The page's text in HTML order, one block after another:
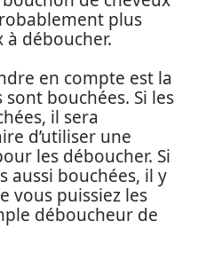
plus
déboucher.
en compte est la
bouchées. Si les
il sera
d’utiliser une
les déboucher. Si
aussi bouchées, il y
vous puissiez les
déboucheur de